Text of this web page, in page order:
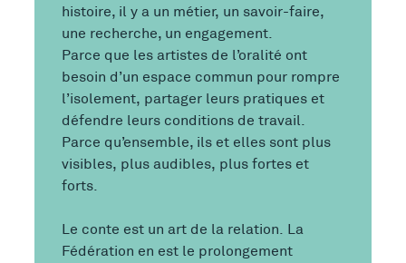
histoire, il y a un métier, un savoir-faire,
une recherche, un engagement.
Parce que les artistes de l’oralité ont
besoin d’un espace commun pour rompre
l’isolement, partager leurs pratiques et
défendre leurs conditions de travail.
Parce qu’ensemble, ils et elles sont plus
visibles, plus audibles, plus fortes et
forts.
Le conte est un art de la relation. La
Fédération en est le prolongement